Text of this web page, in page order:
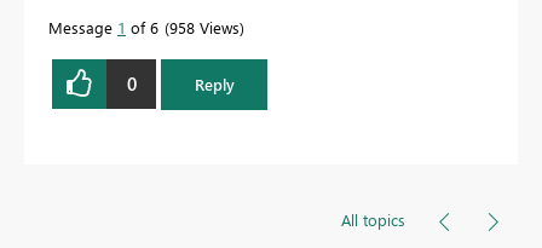
Message 1 of 6 958 Views
0 Reply
All topics